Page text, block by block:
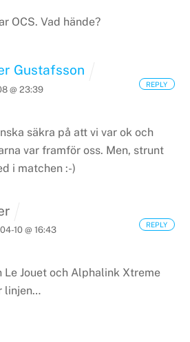
OCS. Vad hände?
Gustafsson
@ 23:39
säkra på att vi var ok och
var framför oss. Men, strunt
i matchen :-)
REPLY
10 @ 16:43
Jouet och Alphalink Xtreme
linjen…
REPLY